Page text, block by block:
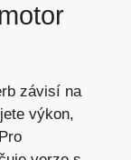
závisí na
výkon,